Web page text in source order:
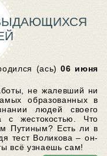
(ась)06 июня
не жалевший ни
образованных в
людей своего
с жестокостью. Что
Путиным? Есть ли в
тест Воликова – он-
всё узнаешь сам!